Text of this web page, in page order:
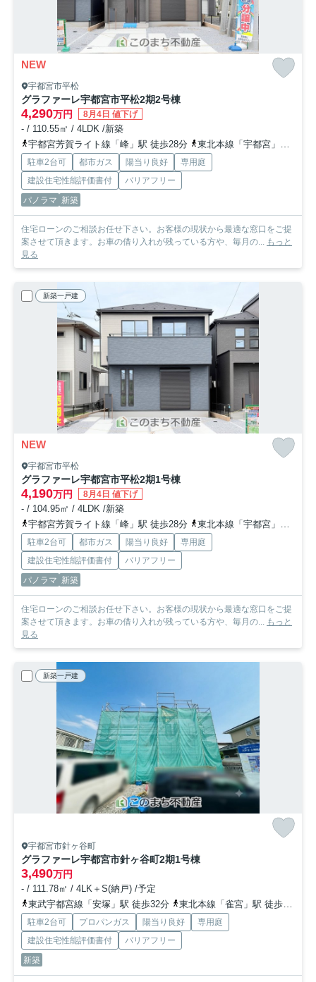
NEW
宇都宮市平松
グラファーレ宇都宮市平松2期2号棟
4,290万円 8月4日 値下げ
- / 110.55㎡ / 4LDK /新築
宇都宮芳賀ライト線「峰」駅 徒歩28分
東北本線「宇都宮」駅 徒歩38分
駐車2台可 都市ガス 陽当り良好
専用庭
建設住宅性能評価書付
バリアフリー
パノラマ 新築
住宅ローンのご相談お任せ下さい。お客様の現状から最適な窓口をご提
案させて頂きます。お車の借り入れが残っている方や、毎月の... もっと
見る
新築一戸建
NEW
宇都宮市平松
グラファーレ宇都宮市平松2期1号棟
4,190万円 8月4日 値下げ
- / 104.95㎡ / 4LDK /新築
宇都宮芳賀ライト線「峰」駅 徒歩28分
東北本線「宇都宮」駅 徒歩38分
駐車2台可 都市ガス 陽当り良好
専用庭
建設住宅性能評価書付
バリアフリー
パノラマ 新築
住宅ローンのご相談お任せ下さい。お客様の現状から最適な窓口をご提
案させて頂きます。お車の借り入れが残っている方や、毎月の... もっと
見る
新築一戸建
宇都宮市針ヶ谷町
グラファーレ宇都宮市針ヶ谷町2期1号棟
3,490万円
- / 111.78㎡ / 4LK＋S(納戸) /予定
東武宇都宮線「安塚」駅 徒歩32分
東北本線「雀宮」駅 徒歩30分
駐車2台可 プロパンガス 陽当り良好
専用庭
建設住宅性能評価書付
バリアフリー
新築